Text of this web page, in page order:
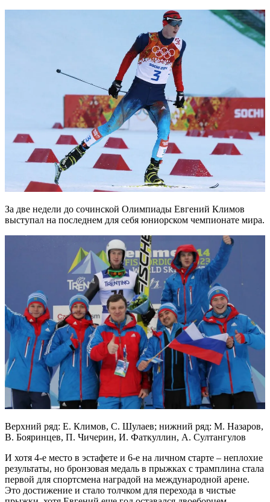
За две недели до сочинской Олимпиады Евгений Климов
выступал на последнем для себя юниорском чемпионате мира.
Верхний ряд: Е. Климов, С. Шулаев; нижний ряд: М. Назаров,
В. Бояринцев, П. Чичерин, И. Фаткуллин, А. Султангулов
И хотя 4-е место в эстафете и 6-е на личном старте – неплохие
результаты, но бронзовая медаль в прыжках с трамплина стала
первой для спортсмена наградой на международной арене.
Это достижение и стало толчком для перехода в чистые